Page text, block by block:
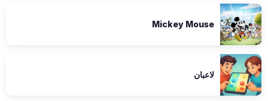
Mickey Mouse
لاعبان